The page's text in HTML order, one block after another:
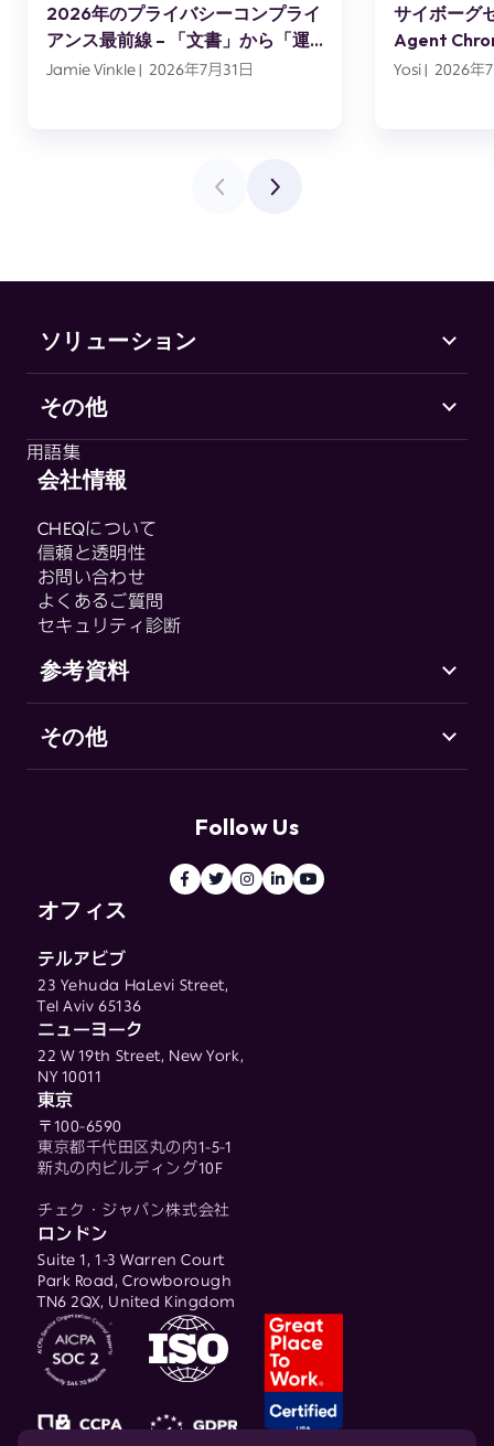
2026年のプライバシーコンプライ
アンス最前線 – 「文書」から「運
用」へ
Jamie Vinkle | 2026年7月31日
サイボーグ
Agent
スエンジニ
Yosi | 2026年
ソリューション
Marketing Security
CHEQ Acquisition
CHEQ Form Guard
CHEQ Analytics
Control & Compliance
CHEQ Enforce
CHEQ Manage
その他
用語集
用語集
会社情報
CHEQについて
信頼と透明性
お問い合わせ
よくあるご質問
セキュリティ診断
参考資料
サポート（英語）
Go-to-Market セキュリティとは
その他
Follow Us
オフィス
テルアビブ
23 Yehuda HaLevi Street,
Tel Aviv 65136
ニューヨーク
22 W 19th Street, New York,
NY 10011
東京
〒100-6590
東京都千代田区丸の内1-5-1
新丸の内ビルディング10F
チェク・ジャパン株式会社
ロンドン
Suite 1, 1-3 Warren Court
Park Road, Crowborough
TN6 2QX, United Kingdom